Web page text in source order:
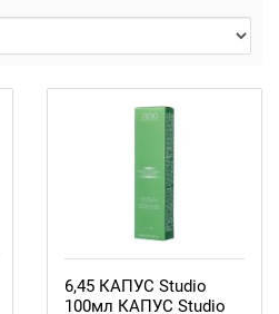
6,45 КАПУС Studio
100мл КАПУС Studio